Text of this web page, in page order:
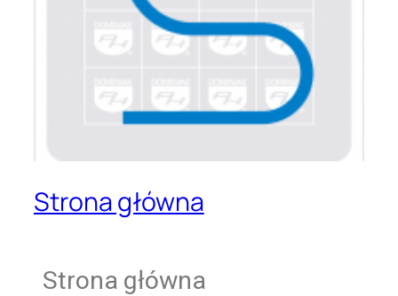
Strona główna
Strona główna